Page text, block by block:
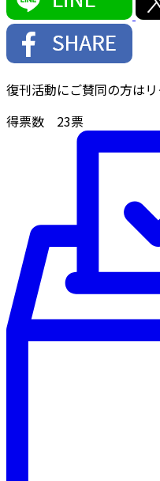
復刊活動にご賛同の方はリ
得票数 23票